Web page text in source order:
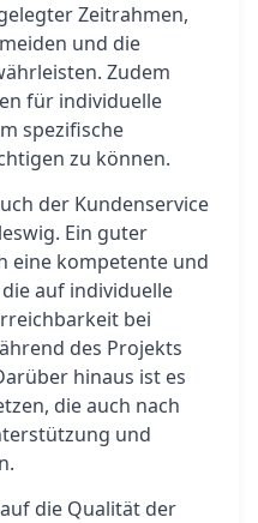
Zeitrahmen,
und die
Zudem
für individuelle
spezifische
zu können.
der Kundenservice
Ein guter
eine kompetente und
auf individuelle
bei
des Projekts
hinaus ist es
die auch nach
und
die Qualität der